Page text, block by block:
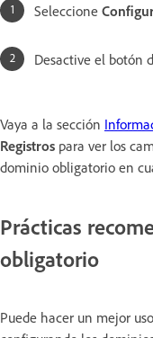
Seleccione
Desactive el botón
Vaya a la sección
Registros para ver los
dominio obligatorio en
Prácticas
obligatorio
Puede hacer un mejor